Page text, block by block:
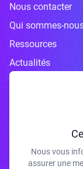
Nous contacter
Qui sommes-
Ressources
Actualités
Nous vous
assurer une